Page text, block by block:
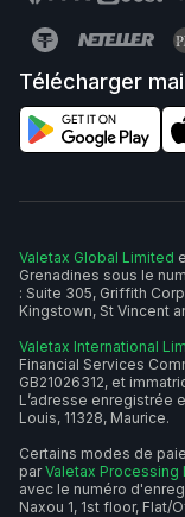
Télécharger
Application mobile
Valetax Global Limited
Grenadines sous le
: Suite 305, Griffith
Kingstown, St Vincent
Valetax International
Financial Services
GB21026312, et
L’adresse enregistrée
Louis, 11328, Maurice.
Certains modes de
parValetax Processing
avec le numéro
Naxou 1, 1st floor, Flat/